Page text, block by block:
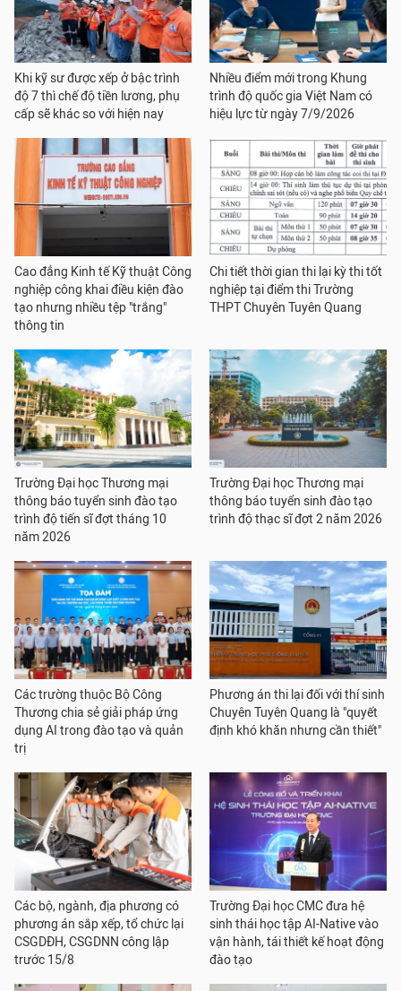
Khi kỹ sư được xếp ở bậc trình
độ 7 thì chế độ tiền lương, phụ
cấp sẽ khác so với hiện nay
Nhiều điểm mới trong Khung
trình độ quốc gia Việt Nam có
hiệu lực từ ngày 7/9/2026
Cao đẳng Kinh tế Kỹ thuật Công
nghiệp công khai điều kiện đào
tạo nhưng nhiều tệp "trắng"
thông tin
Chi tiết thời gian thi lại kỳ thi tốt
nghiệp tại điểm thi Trường
THPT Chuyên Tuyên Quang
Trường Đại học Thương mại
thông báo tuyển sinh đào tạo
trình độ tiến sĩ đợt tháng 10
năm 2026
Trường Đại học Thương mại
thông báo tuyển sinh đào tạo
trình độ thạc sĩ đợt 2 năm 2026
Các trường thuộc Bộ Công
Thương chia sẻ giải pháp ứng
dụng AI trong đào tạo và quản
trị
Phương án thi lại đối với thí sinh
Chuyên Tuyên Quang là "quyết
định khó khăn nhưng cần thiết"
Các bộ, ngành, địa phương có
phương án sắp xếp, tổ chức lại
CSGDĐH, CSGDNN công lập
trước 15/8
Trường Đại học CMC đưa hệ
sinh thái học tập AI-Native vào
vận hành, tái thiết kế hoạt động
đào tạo